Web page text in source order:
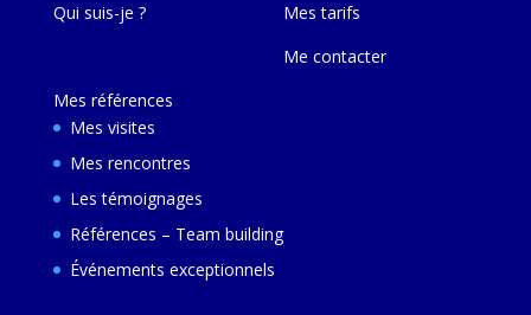
Qui suis-je ?
Mes références
Mes visites
Mes rencontres
Les témoignages
Références – Team building
Événements exceptionnels
Mes tarifs
Me contacter